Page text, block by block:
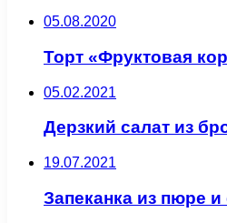
05.08.2020
Торт «Фруктовая
05.02.2021
Дерзкий салат из
19.07.2021
Запеканка из пюре